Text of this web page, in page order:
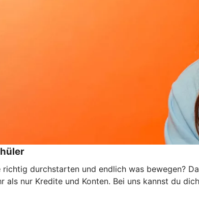
durchstarten und endlich was bewegen?
als nur Kredite und Konten. Bei uns kannst du